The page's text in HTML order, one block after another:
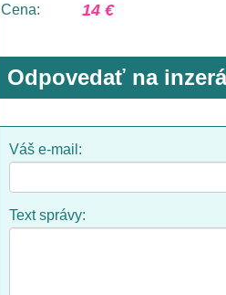
Cena:
14 €
Odpovedať na
Váš e-mail:
Text správy: